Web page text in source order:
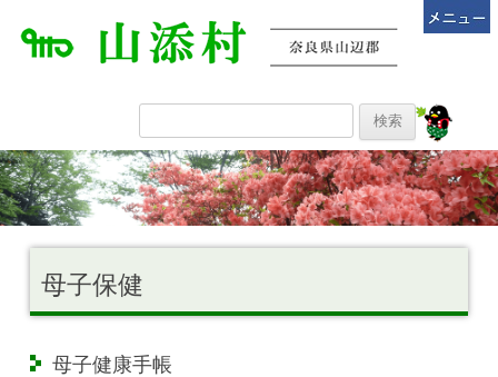
母子保健
母子健康手帳